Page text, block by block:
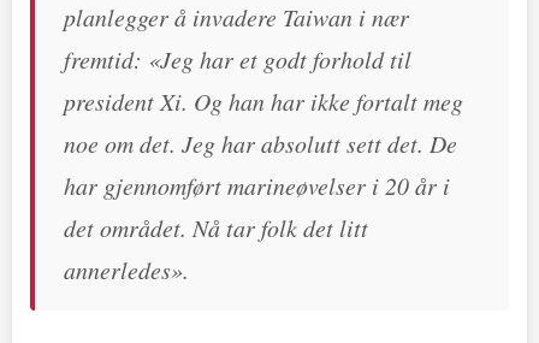
planlegger å invadere Taiwan i nær
fremtid: «Jeg har et godt forhold til
president Xi. Og han har ikke fortalt meg
noe om det. Jeg har absolutt sett det. De
har gjennomført marineøvelser i 20 år i
det området. Nå tar folk det litt
annerledes».